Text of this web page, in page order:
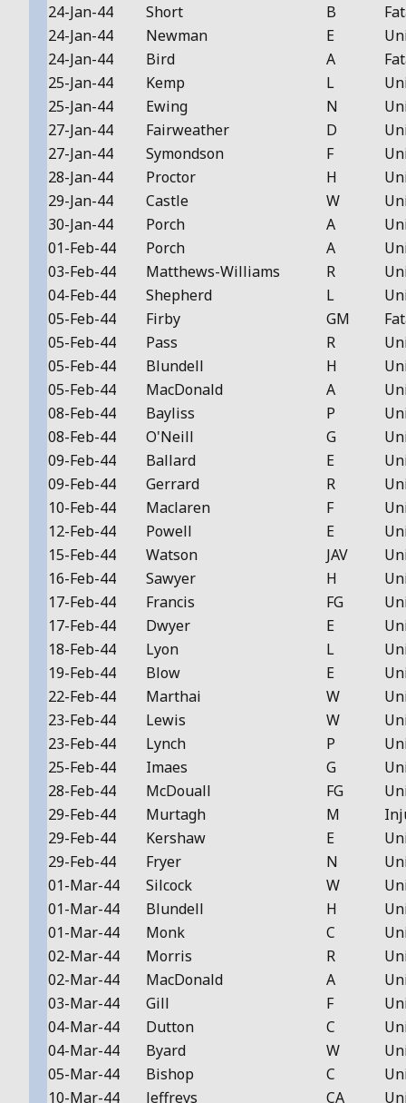
24-Jan-44
Short B
24-Jan-44
Newman E
24-Jan-44
Bird A
25-Jan-44
Kemp L
25-Jan-44
Ewing N
27-Jan-44
Fairweather D
27-Jan-44
Symondson F
28-Jan-44
Proctor H
29-Jan-44
Castle W
30-Jan-44
Porch A
01-Feb-44
Porch A
03-Feb-44
Matthews-Williams R
04-Feb-44
Shepherd L
05-Feb-44
Firby GM
05-Feb-44
Pass R
05-Feb-44
Blundell H
05-Feb-44
MacDonald A
08-Feb-44
Bayliss P
08-Feb-44
O'Neill G
09-Feb-44
Ballard E
09-Feb-44
Gerrard R
10-Feb-44
Maclaren F
12-Feb-44
Powell E
15-Feb-44
Watson JAV
16-Feb-44
Sawyer H
17-Feb-44
Francis FG
17-Feb-44
Dwyer E
18-Feb-44
Lyon L
19-Feb-44
Blow E
22-Feb-44
Marthai W
23-Feb-44
Lewis W
23-Feb-44
Lynch P
25-Feb-44
Imaes G
28-Feb-44
McDouall FG
29-Feb-44
Murtagh M
29-Feb-44
Kershaw E
29-Feb-44
Fryer N
01-Mar-44
Silcock W
01-Mar-44
Blundell H
01-Mar-44
Monk C
02-Mar-44
Morris R
02-Mar-44
MacDonald A
03-Mar-44
Gill F
04-Mar-44
Dutton C
04-Mar-44
Byard W
05-Mar-44
Bishop C
10-Mar-44
Jeffreys CA